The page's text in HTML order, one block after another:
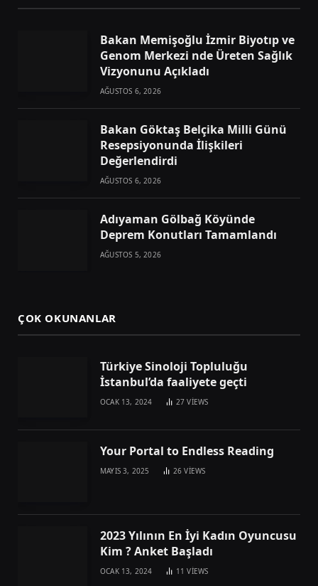
Bakan Memişoğlu İzmir Biyotıp ve
Genom Merkezi nde Üreten Sağlık
Vizyonunu Açıkladı
AĞUSTOS 6, 2026
Bakan Göktaş Belçika Milli Günü
Resepsiyonunda İlişkileri
Değerlendirdi
AĞUSTOS 6, 2026
Adıyaman Gölbağ Köyünde
Deprem Konutları Tamamlandı
AĞUSTOS 5, 2026
ÇOK OKUNANLAR
Türkiye Sinoloji Topluluğu
İstanbul’da faaliyete geçti
OCAK 13, 2024 27VIEWS
Your Portal to Endless Reading
MAYIS 3, 2025 26VIEWS
2023 Yılının En İyi Kadın Oyuncusu
Kim ? Anket Başladı
OCAK 13, 2024 11VIEWS